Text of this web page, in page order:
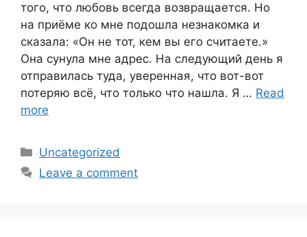
того, что любовь всегда возвращается. Но
на приёме ко мне подошла незнакомка и
сказала: «Он не тот, кем вы его считаете.»
Она сунула мне адрес. На следующий день я
отправилась туда, уверенная, что вот-вот
потеряю всё, что только что нашла. Я … Read
more
Categories
Uncategorized
Leave a comment